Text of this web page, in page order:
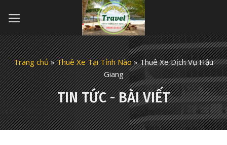
Trang chủ»Thuê Xe Tại Tỉnh Nào»Thuê Xe Dịch Vụ Hậu
Giang
TIN TỨC - BÀI VIẾT